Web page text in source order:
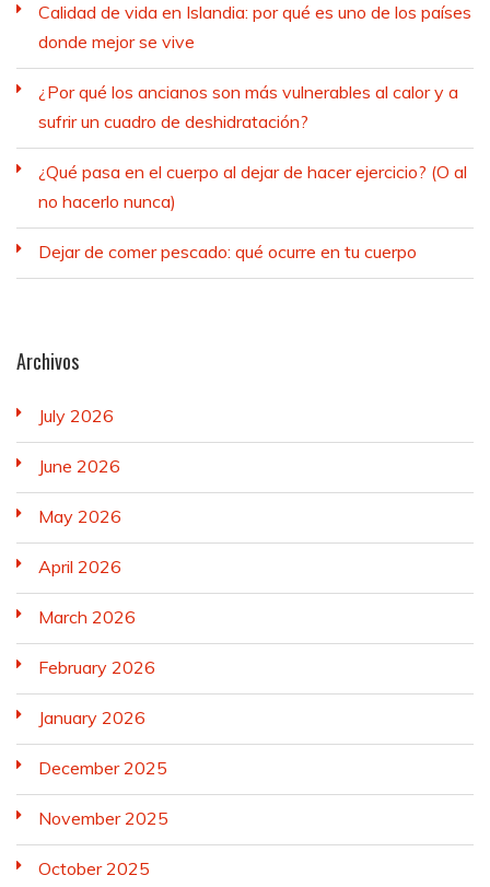
Calidad de vida en Islandia: por qué es uno de los países
donde mejor se vive
¿Por qué los ancianos son más vulnerables al calor y a
sufrir un cuadro de deshidratación?
¿Qué pasa en el cuerpo al dejar de hacer ejercicio? (O al
no hacerlo nunca)
Dejar de comer pescado: qué ocurre en tu cuerpo
Archivos
July 2026
June 2026
May 2026
April 2026
March 2026
February 2026
January 2026
December 2025
November 2025
October 2025